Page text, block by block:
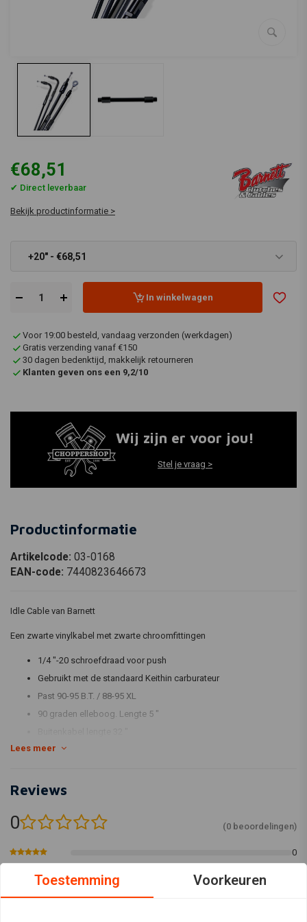
€68,51
✔ Direct leverbaar
Bekijk productinformatie >
+20" - €68,51
In winkelwagen
Voor 19:00 besteld, vandaag verzonden (werkdagen)
Gratis verzending vanaf €150
30 dagen bedenktijd, makkelijk retourneren
Klanten geven ons een 9,2/10
Wij zijn er voor jou!
Stel je vraag >
Productinformatie
Artikelcode: 03-0168
EAN-code: 7440823646673
Idle Cable van Barnett
Een zwarte vinylkabel met zwarte chroomfittingen
1/4 "-20 schroefdraad voor push
Gebruikt met de standaard Keithin carburateur
Past 90-95 B.T. / 88-95 XL
90 graden elleboog. Lengte 5 "
Binnenkabel steekt 4 5/8 "uit
Lees meer
Reviews
0 (0 beoordelingen)
0
Toestemming Voorkeuren